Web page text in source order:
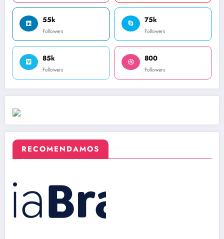
55k
Followers
75k
Followers
85k
Followers
800
Followers
RECOMENDAMOS